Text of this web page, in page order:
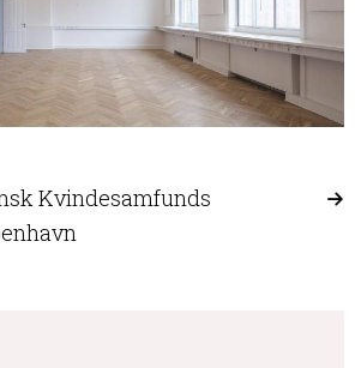
Kvindesamfunds